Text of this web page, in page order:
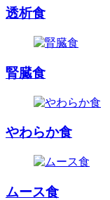
透析食
腎臓食
やわらか食
ムース食